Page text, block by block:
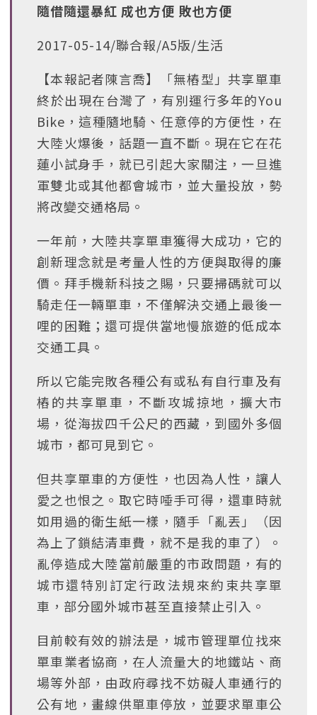
隨借隨還暴紅 成也方便 敗也方便
2017-05-14/聯合報/A5版/生活
【本報記者陳言喬】「無樁型」共享單車
終於出現在台灣了，有別運行多年的You
Bike，這種隨地騎、任意停的方便性，在
大陸火爆後，話題一直不斷。現在它在花
蓮小試身手，就已引起大家關注，一旦進
軍雙北或其他都會城市，並大量投放，勢
將改變交通格局。
一年前，大陸共享單車獲得大成功，它的
創新理念就是考量人性的方便與取得的廉
價。拜手機新科技之賜，只要掃碼就可以
騎走任一輛單車，不僅解決交通上最後一
哩的困難；還可提供當地慢旅遊的低成本
交通工具。
所以它能完敗各種公有或私有自行車及有
樁的共享單車，不斷攻城掠地，擴大市
場，從海拔四千公尺的西藏，到國外多個
城市，都可見到它。
但共享單車的方便性，也因為人性，讓人
愛之也恨之。取它時唾手可得，還車時就
如用過的衛生紙一樣，隨手「亂丟」（因
為上了鎖結清車費，就不是我的車了）。
亂停造成大陸當前嚴重的市政問題，有的
城市還特別訂定行政法規來約束共享單
車，部分國外城市甚至直接禁止引入。
目前較有效的辦法是，城市管理單位找來
單車業者協商，在人流量大的地鐵站、商
場等外部，由政府尋找不妨礙人車通行的
公有地，畫線供單車停放，並要求單車公